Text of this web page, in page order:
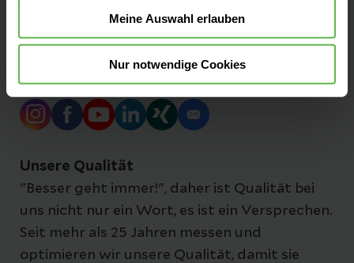
Meine Auswahl erlauben
Nur notwendige Cookies
Impressum
Unsere Qualität
"Besser geht immer!", daher ist Qualität bei
uns nicht nur ein Wort, es ist ein Versprechen.
Seit mehr als 25 Jahren messen und
optimieren wir unsere Qualität, damit sie